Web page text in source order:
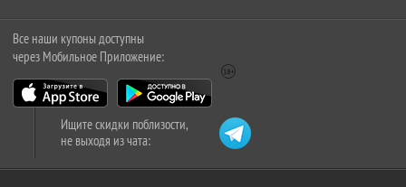
Все наши купоны доступны
через Мобильное Приложение:
Ищите скидки поблизости,
не выходя из чата: